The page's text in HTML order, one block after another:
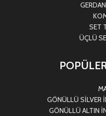
SET
ÜÇLÜ
GÖNÜLLÜ SİLVER
GÖNÜLLÜ ALTIN